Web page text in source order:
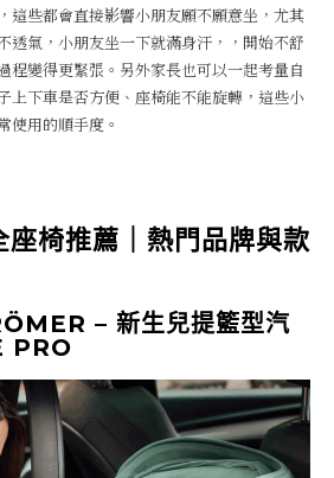
這些都會直接影響小朋友願不願意坐，尤其
透氣，小朋友坐一下就滿身汗，，開始不舒
程變得更緊張。另外家長也可以一起考量自
上下車是否方便、座椅能不能旋轉，這些小
使用的順手度。
椅推薦｜熱門品牌與款
– 新生兒提籃型汽
PRO